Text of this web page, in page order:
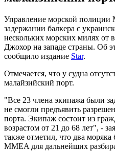
Управление морской полиции
задержании балкера с
нескольких морских милях от
Джохор на западе страны. Об
сообщило издание Star.
Отмечается, что у судна
малайзийский порт.
"Все 23 члена экипажа были
не смогли предъявить
порта. Экипаж состоит из
возрастом от 21 до 68 лет", -
также отметил, что два
MMEA для дальнейших